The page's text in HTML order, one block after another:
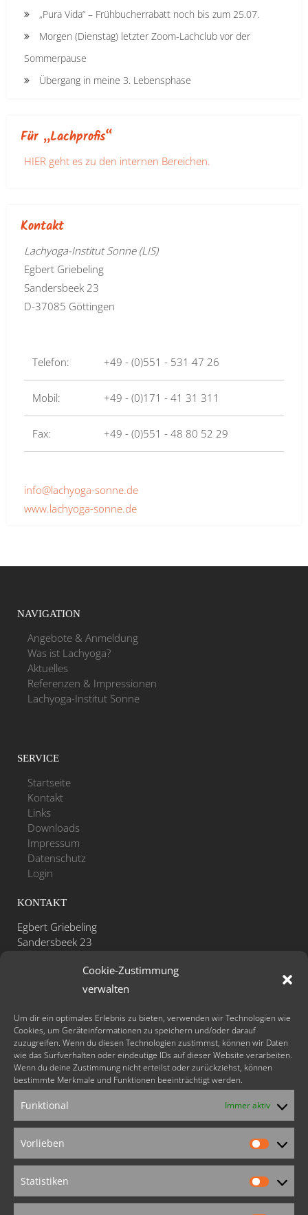
Cookie-Zustimmung
verwalten
Um dir ein optimales Erlebnis zu bieten, verwenden wir Technologien wie
Cookies, um Geräteinformationen zu speichern und/oder darauf
zuzugreifen. Wenn du diesen Technologien zustimmst, können wir Daten
wie das Surfverhalten oder eindeutige IDs auf dieser Website verarbeiten.
Wenn du deine Zustimmung nicht erteilst oder zurückziehst, können
bestimmte Merkmale und Funktionen beeinträchtigt werden.
Funktional Immer aktiv
Vorlieben
Statistiken
„Pura Vida“ – Frühbucherrabatt noch bis zum 25.07.
Morgen (Dienstag) letzter Zoom-Lachclub vor der
Sommerpause
Übergang in meine 3. Lebensphase
Für „Lachprofis“
HIER geht es zu den internen Bereichen.
Kontakt
Lachyoga-Institut Sonne (LIS)
Egbert Griebeling
Sandersbeek 23
D-37085 Göttingen
Telefon: +49 - (0)551 - 531 47 26
Mobil: +49 - (0)171 - 41 31 311
Fax: +49 - (0)551 - 48 80 52 29
info@lachyoga-sonne.de
www.lachyoga-sonne.de
NAVIGATION
Angebote & Anmeldung
Was ist Lachyoga?
Aktuelles
Referenzen & Impressionen
Lachyoga-Institut Sonne
SERVICE
Startseite
Kontakt
Links
Downloads
Impressum
Datenschutz
Login
KONTAKT
Egbert Griebeling
Sandersbeek 23
Telefon: +49 - (0)551 - 531 47 26
Fax: +49 - (0)551 - 48 80 52 29
info@lachyoga-sonne.de
www.lachyoga-sonne.de
von Egbert Griebeling:
animoVida®